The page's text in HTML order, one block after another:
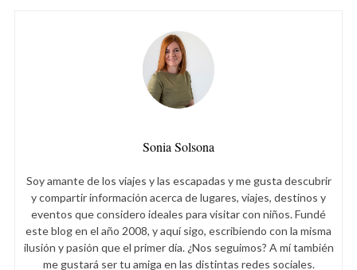
Sonia Solsona
Soy amante de los viajes y las escapadas y me gusta descubrir
y compartir información acerca de lugares, viajes, destinos y
eventos que considero ideales para visitar con niños. Fundé
este blog en el año 2008, y aquí sigo, escribiendo con la misma
ilusión y pasión que el primer día. ¿Nos seguimos? A mí también
me gustará ser tu amiga en las distintas redes sociales.
S